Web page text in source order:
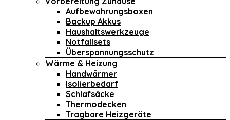
Aufbewahrungsboxen
Backup Akkus
Haushaltswerkzeuge
Notfallsets
Überspannungsschutz
Wärme & Heizung
Handwärmer
Isolierbedarf
Schlafsäcke
Thermodecken
Tragbare Heizgeräte